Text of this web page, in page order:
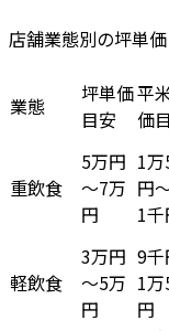
店舗業態別の坪単
業態
坪単価
目安
平
価
重飲食
5万円
～7万
円
1
円
1千
軽飲食
3万円
～5万
円
9
1
円